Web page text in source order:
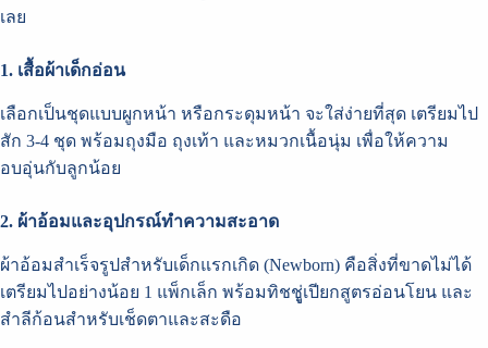
เลย
1. เสื้อผ้าเด็กอ่อน
เลือกเป็นชุดแบบผูกหน้า หรือกระดุมหน้า จะใส่ง่ายที่สุด เตรียมไป
สัก 3-4 ชุด พร้อมถุงมือ ถุงเท้า และหมวกเนื้อนุ่ม เพื่อให้ความ
อบอุ่นกับลูกน้อย
2. ผ้าอ้อมและอุปกรณ์ทำความสะอาด
ผ้าอ้อมสำเร็จรูปสำหรับเด็กแรกเกิด (Newborn) คือสิ่งที่ขาดไม่ได้
เตรียมไปอย่างน้อย 1 แพ็กเล็ก พร้อมทิชชูู่เปียกสูตรอ่อนโยน และ
สำลีก้อนสำหรับเช็ดตาและสะดือ